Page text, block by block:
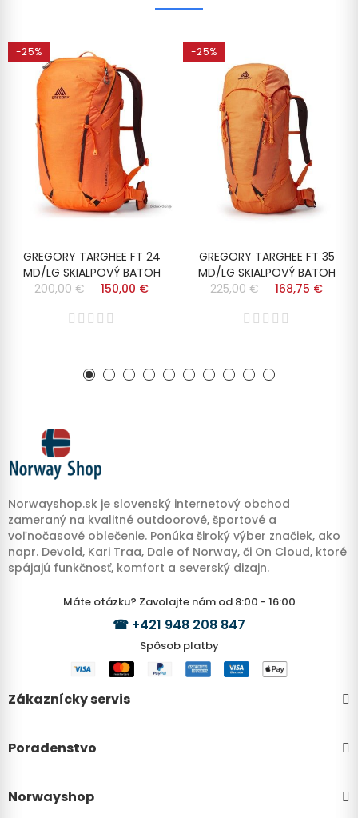
-25%
GREGORY TARGHEE FT 24
MD/LG SKIALPOVÝ BATOH
200,00 €
150,00 €
-25%
GREGORY TARGHEE FT 35
MD/LG SKIALPOVÝ BATOH
225,00 €
168,75 €
Norwayshop.sk je slovenský internetový obchod
zameraný na kvalitné outdoorové, športové a
voľnočasové oblečenie. Ponúka široký výber značiek, ako
napr. Devold, Kari Traa, Dale of Norway, či On Cloud, ktoré
spájajú funkčnosť, komfort a severský dizajn.
Máte otázku? Zavolajte nám od 8:00 - 16:00
☎ +421 948 208 847
Spôsob platby
Zákaznícky servis
Poradenstvo
Norwayshop